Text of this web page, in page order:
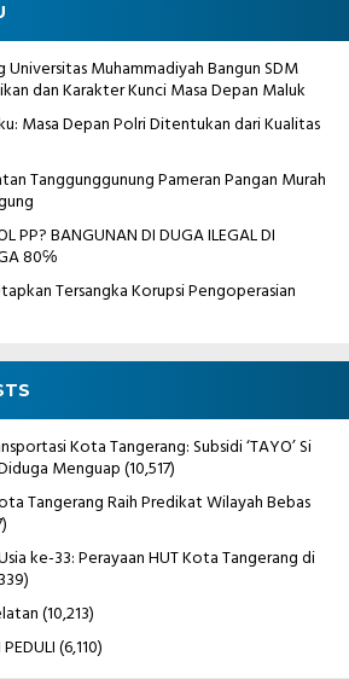
Muhammadiyah Bangun SDM
dan Karakter Kunci Masa Depan Maluk
Masa Depan Polri Ditentukan dari Kualitas
Tanggunggunung Pameran Pangan Murah
PP? BANGUNAN DI DUGA ILEGAL DI
80℅
Tersangka Korupsi Pengoperasian
Kota Tangerang: Subsidi ‘TAYO’ Si
Menguap(10,517)
Tangerang Raih Predikat Wilayah Bebas
ke-33: Perayaan HUT Kota Tangerang di
(10,213)
(6,110)